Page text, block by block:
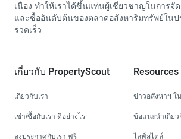
เนื่อง ทำให้เราได้ขึ้นแท่นผู้เชี่ยวชาญในการจั
และซื้ออันดับต้นของตลาดอสังหาริมทรัพย์ในป
รวดเร็ว
เกี่ยวกับ PropertyScout
เกี่ยวกับเรา
เช่า/ซื้อกับเรา ดีอย่างไร
ลงประกาศกับเรา ฟรี
Resources
ข่าวอสังหาฯ ใ
ข้อแนะนำเกี่ย
ไลฟ์สไตล์